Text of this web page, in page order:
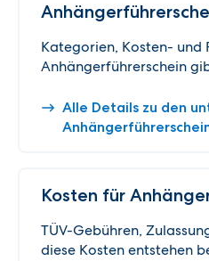
Kategorien, Kosten- und
Anhängerführerschein
Alle Details zu den
Kosten für
TÜV-Gebühren,
diese Kosten entstehen